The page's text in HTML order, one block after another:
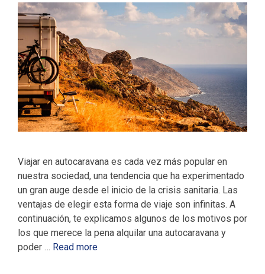
Viajar en autocaravana es cada vez más popular en
nuestra sociedad, una tendencia que ha experimentado
un gran auge desde el inicio de la crisis sanitaria. Las
ventajas de elegir esta forma de viaje son infinitas. A
continuación, te explicamos algunos de los motivos por
los que merece la pena alquilar una autocaravana y
poder … Read more